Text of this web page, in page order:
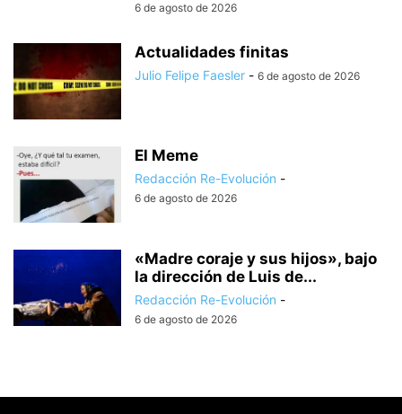
6 de agosto de 2026
Actualidades finitas
Julio Felipe Faesler - 6 de agosto de 2026
El Meme
Redacción Re-Evolución -
6 de agosto de 2026
«Madre coraje y sus hijos», bajo
la dirección de Luis de...
Redacción Re-Evolución -
6 de agosto de 2026